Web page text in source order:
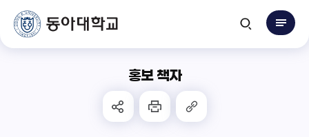
홍보 책자